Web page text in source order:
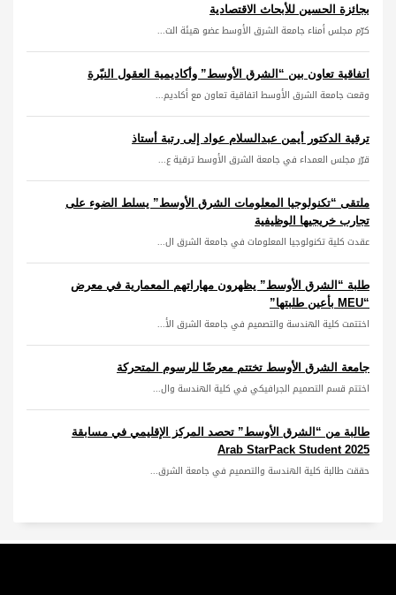
بجائزة الحسين للأبحاث الاقتصادية
كرّم مجلس أمناء جامعة الشرق الأوسط عضو هيئة الت...
اتفاقية تعاون بين “الشرق الأوسط” وأكاديمية العقول النيّرة
وقعت جامعة الشرق الأوسط اتفاقية تعاون مع أكاديم...
ترقية الدكتور أيمن عبدالسلام عواد إلى رتبة أستاذ
قرّر مجلس العمداء في جامعة الشرق الأوسط ترقية ع...
ملتقى “تكنولوجيا المعلومات الشرق الأوسط” يسلط الضوء على
تجارب خريجيها الوظيفية
عقدت كلية تكنولوجيا المعلومات في جامعة الشرق ال...
طلبة “الشرق الأوسط” يظهرون مهاراتهم المعمارية في معرض
“MEU بأعين طلبتها”
اختتمت كلية الهندسة والتصميم في جامعة الشرق الأ...
جامعة الشرق الأوسط تختتم معرضًا للرسوم المتحركة
اختتم قسم التصميم الجرافيكي في كلية الهندسة وال...
طالبة من “الشرق الأوسط” تحصد المركز الإقليمي في مسابقة
Arab StarPack Student 2025
حققت طالبة كلية الهندسة والتصميم في جامعة الشرق...